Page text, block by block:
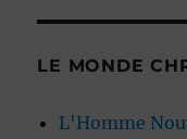
LE MONDE
L'Homme